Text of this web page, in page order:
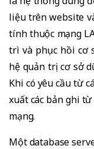
liệu trên website
tính thuộc mạng
trì và phục hồi cơ
hệ quản trị cơ sở
Khi có yêu cầu từ
xuất các bản ghi
mạng.
Một database